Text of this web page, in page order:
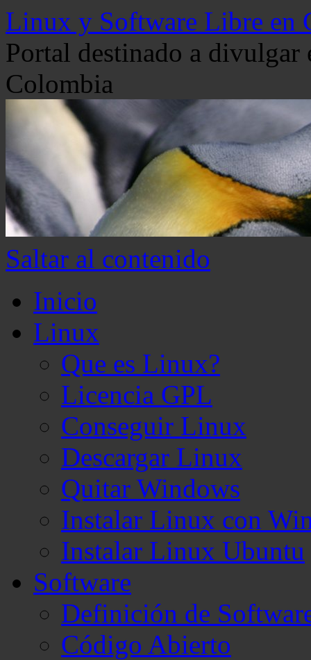
Linux y Software Libre en
Portal destinado a
Colombia
Saltar al contenido
Inicio
Linux
Que es Linux?
Licencia GPL
Conseguir Linux
Descargar Linux
Quitar Windows
Instalar Linux con
Instalar Linux Ubuntu
Software
Definición de
Código Abierto